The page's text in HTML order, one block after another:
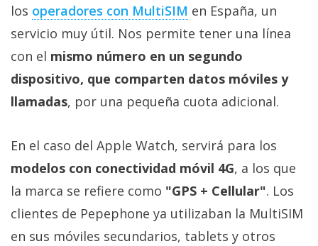
Foros
Contacto
Sobre
nosotros
Publicidad
/
Cambiar
opciones
de
privacidad
los operadores con MultiSIM en España, un
servicio muy útil. Nos permite tener una línea
con el mismo número en un segundo
dispositivo, que comparten datos móviles y
llamadas, por una pequeña cuota adicional.
En el caso del Apple Watch, servirá para los
modelos con conectividad móvil 4G, a los que
la marca se refiere como "GPS + Cellular". Los
clientes de Pepephone ya utilizaban la MultiSIM
en sus móviles secundarios, tablets y otros